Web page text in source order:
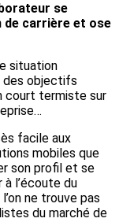
se
de carrière et ose
situation
des objectifs
court termiste sur
facile aux
mobiles que
son profil et se
l’écoute du
ne trouve pas
du marché de